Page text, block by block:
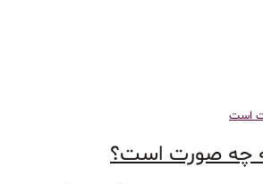
چه صورت است؟